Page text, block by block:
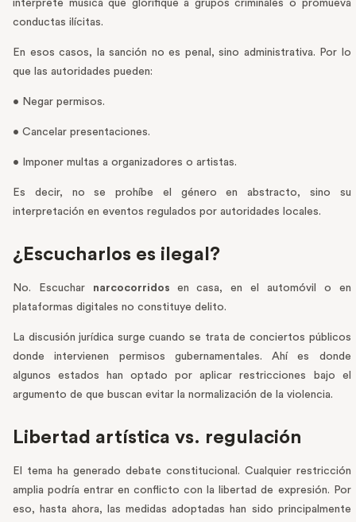
interprete música que glorifique a grupos criminales o promueva
conductas ilícitas.
En esos casos, la sanción no es penal, sino administrativa. Por lo
que las autoridades pueden:
• Negar permisos.
• Cancelar presentaciones.
• Imponer multas a organizadores o artistas.
Es decir, no se prohíbe el género en abstracto, sino su
interpretación en eventos regulados por autoridades locales.
¿Escucharlos es ilegal?
No. Escuchar narcocorridos en casa, en el automóvil o en
plataformas digitales no constituye delito.
La discusión jurídica surge cuando se trata de conciertos públicos
donde intervienen permisos gubernamentales. Ahí es donde
algunos estados han optado por aplicar restricciones bajo el
argumento de que buscan evitar la normalización de la violencia.
Libertad artística vs. regulación
El tema ha generado debate constitucional. Cualquier restricción
amplia podría entrar en conflicto con la libertad de expresión. Por
eso, hasta ahora, las medidas adoptadas han sido principalmente